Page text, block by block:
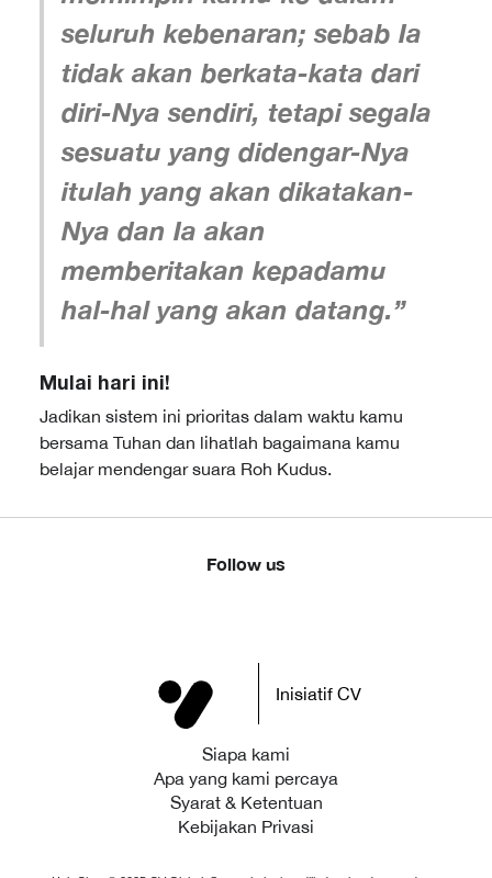
seluruh kebenaran; sebab Ia
tidak akan berkata-kata dari
diri-Nya sendiri, tetapi segala
sesuatu yang didengar-Nya
itulah yang akan dikatakan-
Nya dan Ia akan
memberitakan kepadamu
hal-hal yang akan datang.”
Mulai hari ini!
Jadikan sistem ini prioritas dalam waktu kamu
bersama Tuhan dan lihatlah bagaimana kamu
belajar mendengar suara Roh Kudus.
Inisiatif CV
Siapa kami
Apa yang kami percaya
Syarat & Ketentuan
Kebijakan Privasi
Follow us